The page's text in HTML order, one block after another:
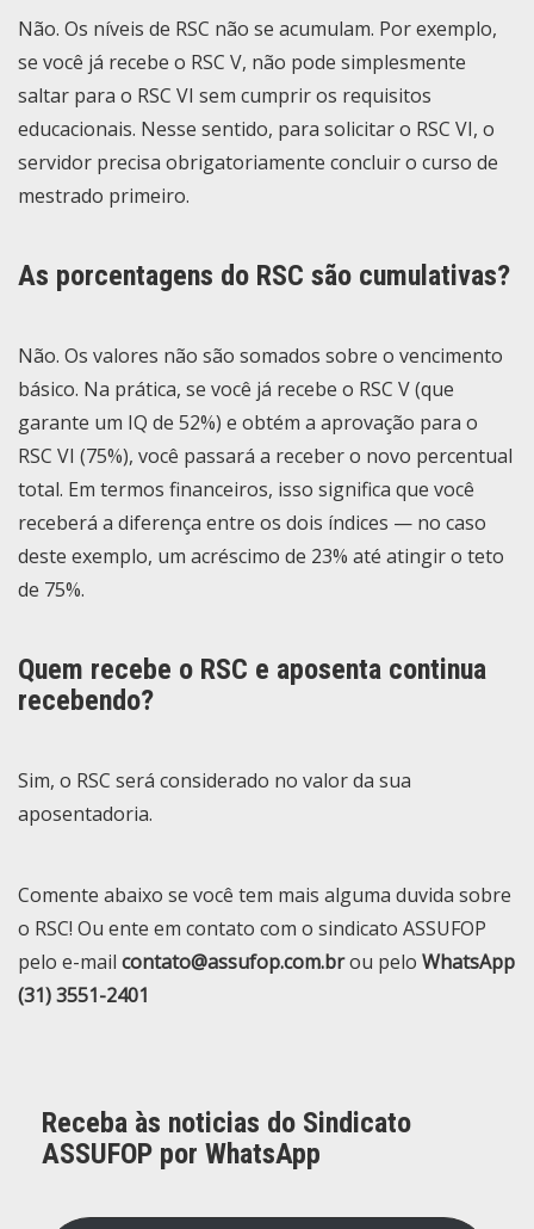
Não. Os níveis de RSC não se acumulam. Por exemplo,
se você já recebe o RSC V, não pode simplesmente
saltar para o RSC VI sem cumprir os requisitos
educacionais. Nesse sentido, para solicitar o RSC VI, o
servidor precisa obrigatoriamente concluir o curso de
mestrado primeiro.
As porcentagens do RSC são cumulativas?
Não. Os valores não são somados sobre o vencimento
básico. Na prática, se você já recebe o RSC V (que
garante um IQ de 52%) e obtém a aprovação para o
RSC VI (75%), você passará a receber o novo percentual
total. Em termos financeiros, isso significa que você
receberá a diferença entre os dois índices — no caso
deste exemplo, um acréscimo de 23% até atingir o teto
de 75%.
Quem recebe o RSC e aposenta continua
recebendo?
Sim, o RSC será considerado no valor da sua
aposentadoria.
Comente abaixo se você tem mais alguma duvida sobre
o RSC! Ou ente em contato com o sindicato ASSUFOP
pelo e-mail contato@assufop.com.brou pelo WhatsApp
(31) 3551-2401
Receba às noticias do Sindicato
ASSUFOP por WhatsApp